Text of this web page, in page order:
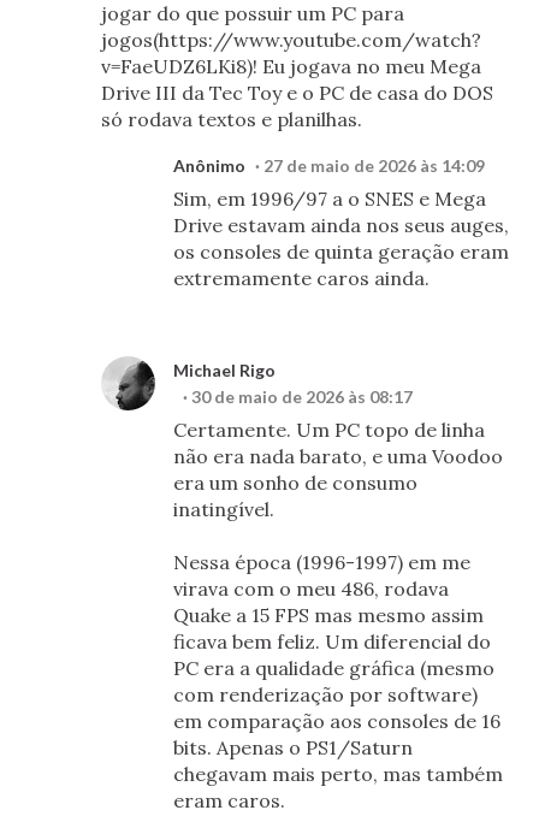
jogar do que possuir um PC para
jogos(https://www.youtube.com/watch?
v=FaeUDZ6LKi8)! Eu jogava no meu Mega
Drive III da Tec Toy e o PC de casa do DOS
só rodava textos e planilhas.
Anônimo 27 de maio de 2026 às 14:09
Sim, em 1996/97 a o SNES e Mega
Drive estavam ainda nos seus auges,
os consoles de quinta geração eram
extremamente caros ainda.
Michael Rigo
30 de maio de 2026 às 08:17
Certamente. Um PC topo de linha
não era nada barato, e uma Voodoo
era um sonho de consumo
inatingível.
Nessa época (1996-1997) em me
virava com o meu 486, rodava
Quake a 15 FPS mas mesmo assim
ficava bem feliz. Um diferencial do
PC era a qualidade gráfica (mesmo
com renderização por software)
em comparação aos consoles de 16
bits. Apenas o PS1/Saturn
chegavam mais perto, mas também
eram caros.